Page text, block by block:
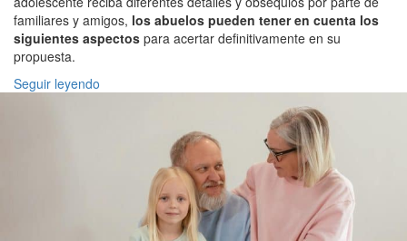
familiares y amigos, los abuelos pueden tener en cuenta los
siguientes aspectos para acertar definitivamente en su
propuesta.
Seguir leyendo